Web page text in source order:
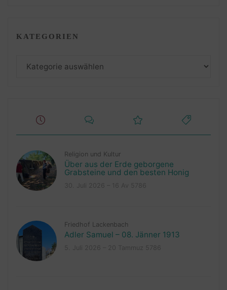
KATEGORIEN
Religion und Kultur
Über aus der Erde geborgene
Grabsteine und den besten Honig
Friedhof Lackenbach
Adler Samuel – 08. Jänner 1913